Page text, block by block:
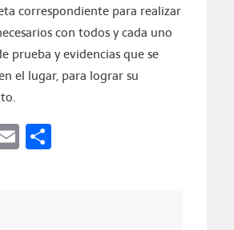
correspondiente para realizar
con todos y cada uno
prueba y evidencias que se
el lugar, para lograr su
EmailCompartir